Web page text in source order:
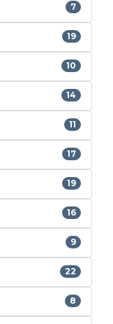
7
19
10
14
11
17
19
16
9
22
8